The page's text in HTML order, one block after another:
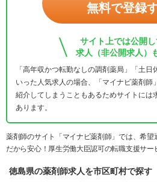
無料で登録
サイト上では公開
求人（非公開求人）
「高年収かつ転勤なしの調剤薬局」「土
いった人気求人の場合、「マイナビ薬剤師
紹介してしまうこともあるためサイトには
あります。
薬剤師のサイト「マイナビ薬剤師」では、希
だから安心！厚生労働大臣認可の転職支援サー
徳島県の薬剤師求人を市区町村で探す